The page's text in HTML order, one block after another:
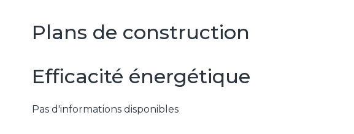
Plans de construction
Efficacité énergétique
Pas d'informations disponibles